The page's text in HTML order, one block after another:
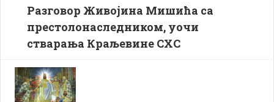
Разговор Живојина Мишића са
престолонаследником, уочи
стварања Краљевине СXC